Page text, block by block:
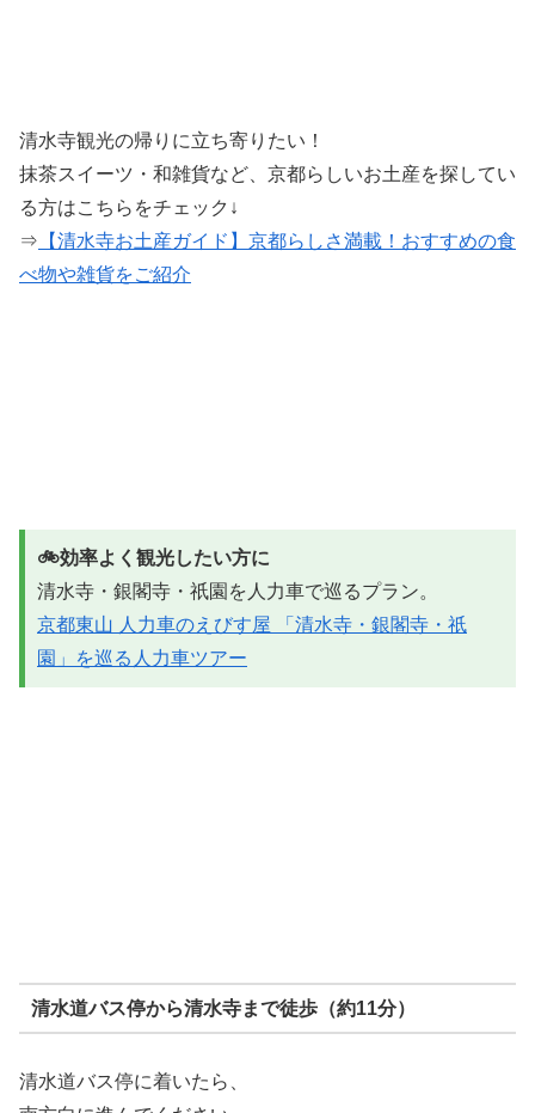
清水寺観光の帰りに立ち寄りたい！
抹茶スイーツ・和雑貨など、京都らしいお土産を探してい
る方はこちらをチェック↓
⇒ 【清水寺お土産ガイド】京都らしさ満載！おすすめの食
べ物や雑貨をご紹介
🚲効率よく観光したい方に
清水寺・銀閣寺・祇園を人力車で巡るプラン。
京都東山 人力車のえびす屋 「清水寺・銀閣寺・祇
園」を巡る人力車ツアー
清水道バス停から清水寺まで徒歩（約11分）
清水道バス停に着いたら、